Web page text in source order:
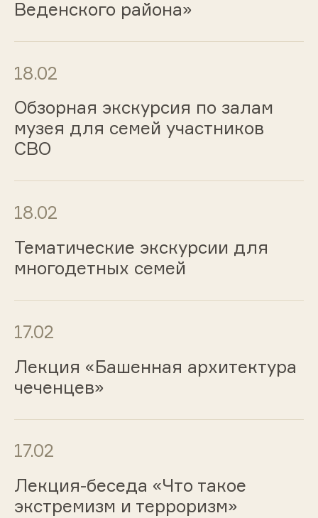
Веденского района»
18.02
Обзорная экскурсия по залам
музея для семей участников
СВО
18.02
Тематические экскурсии для
многодетных семей
17.02
Лекция «Башенная архитектура
чеченцев»
17.02
Лекция-беседа «Что такое
экстремизм и терроризм»